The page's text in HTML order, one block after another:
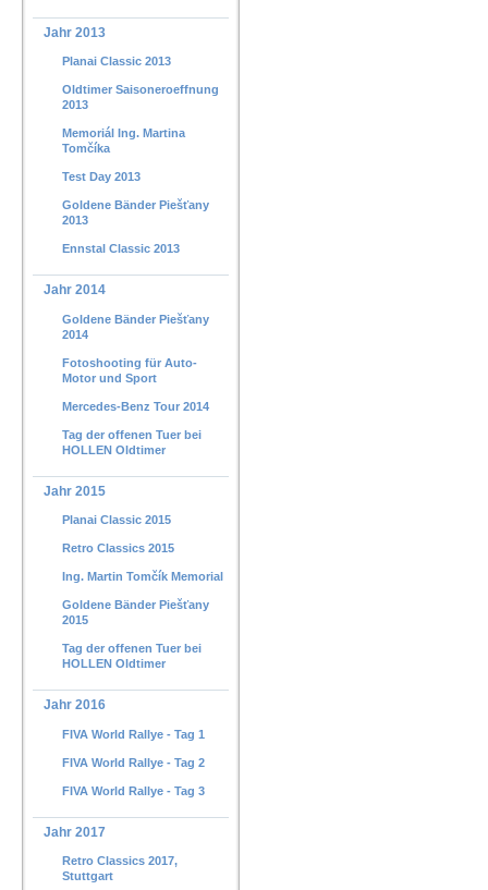
Jahr 2013
Planai Classic 2013
Oldtimer Saisoneroeffnung
2013
Memoriál Ing. Martina
Tomčíka
Test Day 2013
Goldene Bänder Piešťany
2013
Ennstal Classic 2013
Jahr 2014
Goldene Bänder Piešťany
2014
Fotoshooting für Auto-
Motor und Sport
Mercedes-Benz Tour 2014
Tag der offenen Tuer bei
HOLLEN Oldtimer
Jahr 2015
Planai Classic 2015
Retro Classics 2015
Ing. Martin Tomčík Memorial
Goldene Bänder Piešťany
2015
Tag der offenen Tuer bei
HOLLEN Oldtimer
Jahr 2016
FIVA World Rallye - Tag 1
FIVA World Rallye - Tag 2
FIVA World Rallye - Tag 3
Jahr 2017
Retro Classics 2017,
Stuttgart